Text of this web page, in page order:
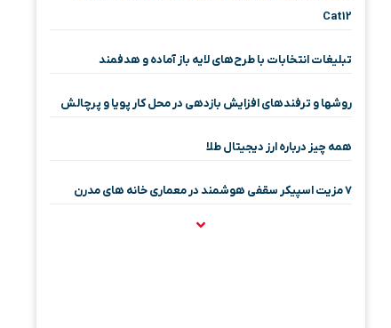
Cat12
تبلیغات انتخابات با طرح‌های لایه باز آماده و هدفمند
روشها و ترفندهای افزایش بازدهی در محل کار پویا و پرچالش
همه چیز درباره ارز دیجیتال طلا
۷ مزیت اسپیکر سقفی هوشمند در معماری خانه‌ های مدرن